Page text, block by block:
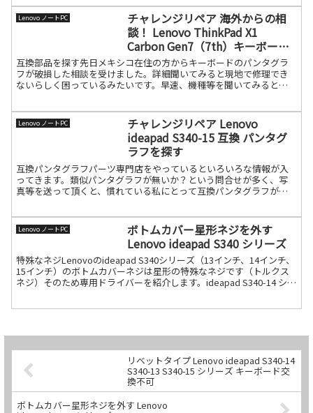
Lenovo ノートPC
チャレンジリペア 海外からの相
談！ Lenovo ThinkPad X1
Carbon Gen7（7th）キーボード
修理
互換部品を探す先日メキシコ在住の方からキーボードのパンタグラ
フが破損した相談を受けました。詳細聞いてみると現地で修理でき
ないらしく困っているみたいです。早速、機種等を聞いてみると
Lenovo ノートPC
チャレンジリペア Lenovo
ideapad S340-15 互換 パンタグ
ラフを探す
互換パンタグラフパーツ専門店をやっているといろいろな情報が入
ってきます。類似パンタグラフが無いか？という問合せが多く、写
真等を送って頂くと、慣れている私にとって互換パンタグラフが直
Lenovo ノートPC
ボトムカバー星形ネジを外す
Lenovo ideapad S340 シリーズ
特殊なネジLenovoのideapad S340シリーズ（13インチ、14インチ、
15インチ）のボトムカバーネジは星形の特殊なネジです（トルクス
ネジ）そのため専用ドライバーを紹介します。ideapad S340-14 シリ
リベットタイプ Lenovo ideapad S340-14
S340-13 S340-15 シリーズ キーボード交
換不可
ボトムカバー星形ネジを外す Lenovo